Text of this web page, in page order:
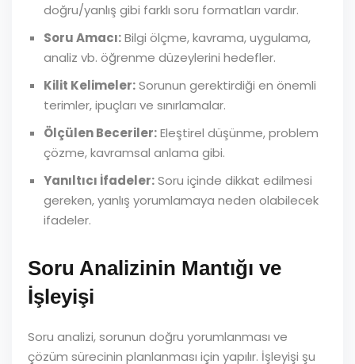
doğru/yanlış gibi farklı soru formatları vardır.
Soru Amacı:Bilgi ölçme, kavrama, uygulama,
analiz vb. öğrenme düzeylerini hedefler.
Kilit Kelimeler:Sorunun gerektirdiği en önemli
terimler, ipuçları ve sınırlamalar.
Ölçülen Beceriler:Eleştirel düşünme, problem
çözme, kavramsal anlama gibi.
Yanıltıcı İfadeler:Soru içinde dikkat edilmesi
gereken, yanlış yorumlamaya neden olabilecek
ifadeler.
Soru Analizinin Mantığı ve
İşleyişi
Soru analizi, sorunun doğru yorumlanması ve
çözüm sürecinin planlanması için yapılır. İşleyişi şu